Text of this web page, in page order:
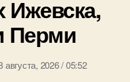
Ижевска,
Перми
августа, 2026 / 05:52